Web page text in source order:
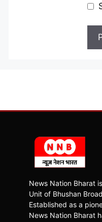
News Nation Bharat
Unit of Bhushan
Established as a
News Nation Bharat